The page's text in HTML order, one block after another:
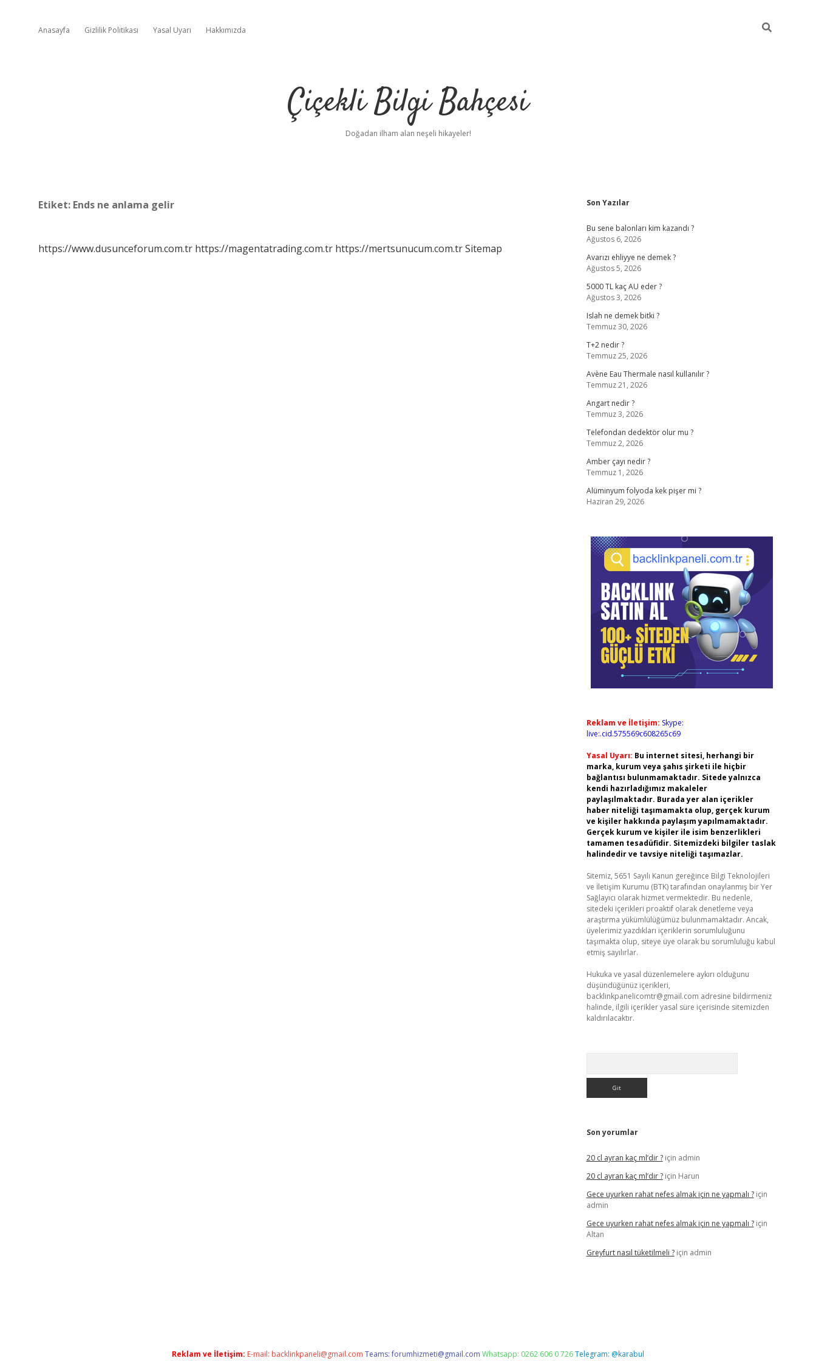
Anasayfa Gizlilik Politikası Yasal Uyarı Hakkımızda
Çiçekli Bilgi Bahçesi
Doğadan ilham alan neşeli hikayeler!
Etiket: Ends ne anlama gelir
https://www.dusunceforum.com.tr https://magentatrading.com.tr https://mertsunucum.com.trSitemap
Sidebar
Son Yazılar
Bu sene balonları kim kazandı ?
Ağustos 6, 2026
Avarızı ehliyye ne demek ?
Ağustos 5, 2026
5000 TL kaç AU eder ?
Ağustos 3, 2026
Islah ne demek bitki ?
Temmuz 30, 2026
T+2 nedir ?
Temmuz 25, 2026
Avène Eau Thermale nasıl kullanılır ?
Temmuz 21, 2026
Angart nedir ?
Temmuz 3, 2026
Telefondan dedektör olur mu ?
Temmuz 2, 2026
Amber çayı nedir ?
Temmuz 1, 2026
Alüminyum folyoda kek pişer mi ?
Haziran 29, 2026
Reklam ve İletişim: Skype:
live:.cid.575569c608265c69
Yasal Uyarı: Bu internet sitesi, herhangi bir
marka, kurum veya şahıs şirketi ile hiçbir
bağlantısı bulunmamaktadır. Sitede yalnızca
kendi hazırladığımız makaleler
paylaşılmaktadır. Burada yer alan içerikler
haber niteliği taşımamakta olup, gerçek kurum
ve kişiler hakkında paylaşım yapılmamaktadır.
Gerçek kurum ve kişiler ile isim benzerlikleri
tamamen tesadüfidir. Sitemizdeki bilgiler taslak
halindedir ve tavsiye niteliği taşımazlar.
Sitemiz, 5651 Sayılı Kanun gereğince Bilgi Teknolojileri
ve İletişim Kurumu (BTK) tarafından onaylanmış bir Yer
Sağlayıcı olarak hizmet vermektedir. Bu nedenle,
sitedeki içerikleri proaktif olarak denetleme veya
araştırma yükümlülüğümüz bulunmamaktadır. Ancak,
üyelerimiz yazdıkları içeriklerin sorumluluğunu
taşımakta olup, siteye üye olarak bu sorumluluğu kabul
etmiş sayılırlar.
Hukuka ve yasal düzenlemelere aykırı olduğunu
düşündüğünüz içerikleri,
backlinkpanelicomtr@gmail.com adresine bildirmeniz
halinde, ilgili içerikler yasal süre içerisinde sitemizden
kaldırılacaktır.
Son yorumlar
20 cl ayran kaç ml’dir ?için admin
20 cl ayran kaç ml’dir ?için Harun
Gece uyurken rahat nefes almak için ne yapmalı ?için
admin
Gece uyurken rahat nefes almak için ne yapmalı ?için
Altan
Greyfurt nasıl tüketilmeli ?için admin
Reklam ve İletişim: E-mail: backlinkpaneli@gmail.com Teams:forumhizmeti@gmail.com Whatsapp: 0262 606 0 726Telegram: @karabul